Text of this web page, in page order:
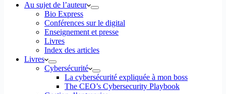
Au sujet de l’auteur
Bio Express
Conférences sur le digital
Enseignement et presse
Livres
Index des articles
Livres
Cybersécurité
La cybersécurité expliquée à mon boss
The CEO’s Cybersecurity Playbook